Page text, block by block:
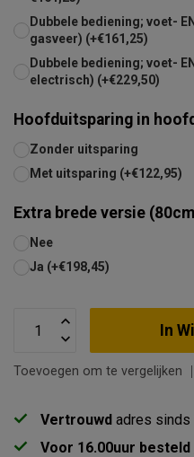
Dubbele bediening; voet-
gasveer) (+€161,25)
Dubbele bediening; voet-
electrisch) (+€229,50)
Hoofduitsparing in
Zonder uitsparing
Met uitsparing (+€122,95)
Extra brede versie
Nee
Ja (+€198,45)
In
Toevoegen om te vergelijken
Vertrouwd adres sinds
Voor 16.00uur besteld